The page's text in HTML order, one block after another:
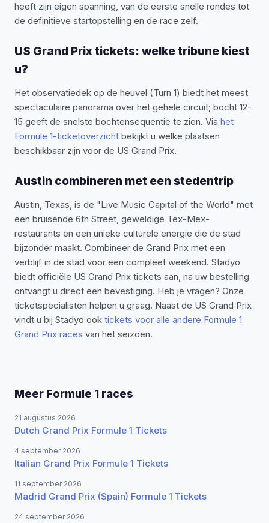
heeft zijn eigen spanning, van de eerste snelle rondes tot
de definitieve startopstelling en de race zelf.
US Grand Prix tickets: welke tribune kiest
u?
Het observatiedek op de heuvel (Turn 1) biedt het meest
spectaculaire panorama over het gehele circuit; bocht 12-
15 geeft de snelste bochtensequentie te zien. Via het
Formule 1-ticketoverzicht bekijkt u welke plaatsen
beschikbaar zijn voor de US Grand Prix.
Austin combineren met een stedentrip
Austin, Texas, is de "Live Music Capital of the World" met
een bruisende 6th Street, geweldige Tex-Mex-
restaurants en een unieke culturele energie die de stad
bijzonder maakt. Combineer de Grand Prix met een
verblijf in de stad voor een compleet weekend. Stadyo
biedt officiële US Grand Prix tickets aan, na uw bestelling
ontvangt u direct een bevestiging. Heb je vragen? Onze
ticketspecialisten helpen u graag. Naast de US Grand Prix
vindt u bij Stadyo ook tickets voor alle andere Formule 1
Grand Prix races van het seizoen.
Meer Formule 1 races
21 augustus 2026
Dutch Grand Prix Formule 1 Tickets
4 september 2026
Italian Grand Prix Formule 1 Tickets
11 september 2026
Madrid Grand Prix (Spain) Formule 1 Tickets
24 september 2026